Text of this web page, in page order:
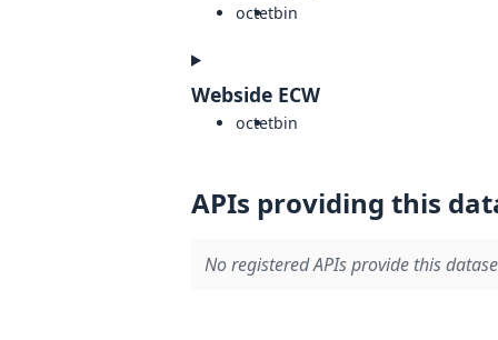
octetbin
Webside ECW
octetbin
APIs providing this
No registered APIs provide this